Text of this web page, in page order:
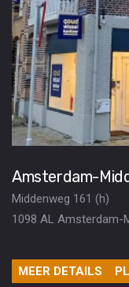
Amsterdam-
Middenweg 161 (h)
1098 AL Amsterdam-
MEER DETAILS